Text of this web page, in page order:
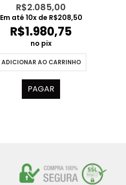
R$2.085,00
Em até 10x de R$208,50
R$1.980,75
no pix
ADICIONAR AO CARRINHO
PAGAR